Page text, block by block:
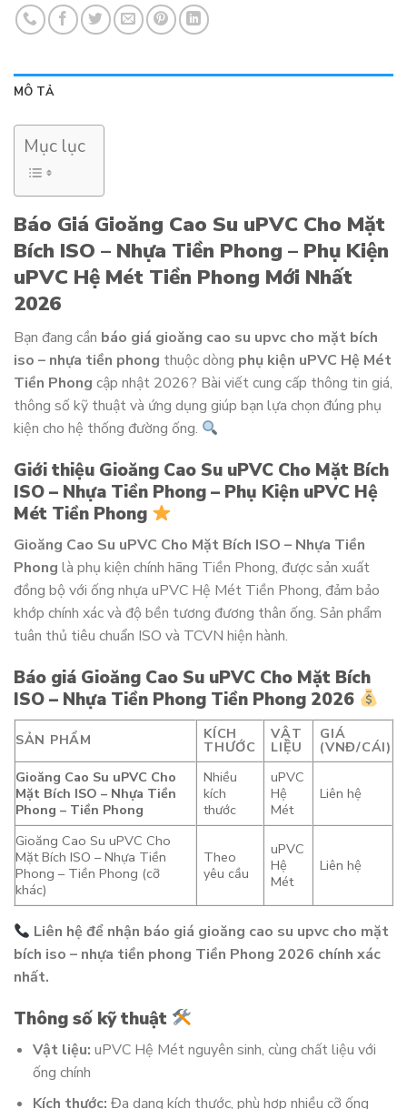
MÔ TẢ
Mục lục
Báo Giá Gioăng Cao Su uPVC Cho Mặt
Bích ISO – Nhựa Tiền Phong – Phụ Kiện
uPVC Hệ Mét Tiền Phong Mới Nhất
2026
Bạn đang cần báo giá gioăng cao su upvc cho mặt bích
iso – nhựa tiền phong thuộc dòng phụ kiện uPVC Hệ Mét
Tiền Phong cập nhật 2026? Bài viết cung cấp thông tin giá,
thông số kỹ thuật và ứng dụng giúp bạn lựa chọn đúng phụ
kiện cho hệ thống đường ống.
Giới thiệu Gioăng Cao Su uPVC Cho Mặt Bích
ISO – Nhựa Tiền Phong – Phụ Kiện uPVC Hệ
Mét Tiền Phong
Gioăng Cao Su uPVC Cho Mặt Bích ISO – Nhựa Tiền
Phong là phụ kiện chính hãng Tiền Phong, được sản xuất
đồng bộ với ống nhựa uPVC Hệ Mét Tiền Phong, đảm bảo
khớp chính xác và độ bền tương đương thân ống. Sản phẩm
tuân thủ tiêu chuẩn ISO và TCVN hiện hành.
Báo giá Gioăng Cao Su uPVC Cho Mặt Bích
ISO – Nhựa Tiền Phong Tiền Phong 2026
SẢN PHẨM KÍCH
THƯỚC
VẬT
LIỆU
GIÁ
(VNĐ/CÁI)
Gioăng Cao Su uPVC Cho
Mặt Bích ISO – Nhựa Tiền
Phong – Tiền Phong
Nhiều
kích
thước
uPVC
Hệ
Mét
Liên hệ
Gioăng Cao Su uPVC Cho
Mặt Bích ISO – Nhựa Tiền
Phong – Tiền Phong (cỡ
khác)
Theo
yêu cầu
uPVC
Hệ
Mét
Liên hệ
Liên hệ để nhận báo giá gioăng cao su upvc cho mặt
bích iso – nhựa tiền phong Tiền Phong 2026 chính xác
nhất.
Thông số kỹ thuật
Vật liệu: uPVC Hệ Mét nguyên sinh, cùng chất liệu với
ống chính
Kích thước: Đa dạng kích thước, phù hợp nhiều cỡ ống